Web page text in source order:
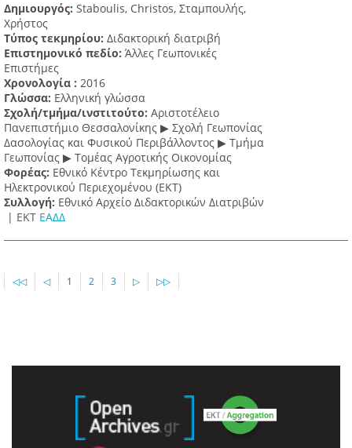
Δημιουργός: Staboulis, Christos, Σταμπουλής,
Χρήστος
Τύπος τεκμηρίου: Διδακτορική διατριβή
Επιστημονικό πεδίο: Άλλες Γεωπονικές
Επιστήμες
Χρονολογία : 2016
Γλώσσα: Ελληνική γλώσσα
Σχολή/τμήμα/ινστιτούτο: Αριστοτέλειο
Πανεπιστήμιο Θεσσαλονίκης ▶ Σχολή Γεωπονίας
Δασολογίας και Φυσικού Περιβάλλοντος ▶ Τμήμα
Γεωπονίας ▶ Τομέας Αγροτικής Οικονομίας
Φορέας: Εθνικό Κέντρο Τεκμηρίωσης και
Ηλεκτρονικού Περιεχομένου (ΕΚΤ)
Συλλογή: Εθνικό Αρχείο Διδακτορικών Διατριβών
| ΕΚΤ ΕΑΔΔ
◁◁ ◁ 1 2 3 ▷ ▷▷